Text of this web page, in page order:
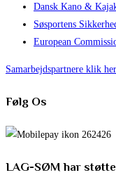
Dansk Kano &
Søsportens
European
Samarbejdspartnere klik her
Følg Os
LAG-SØM har